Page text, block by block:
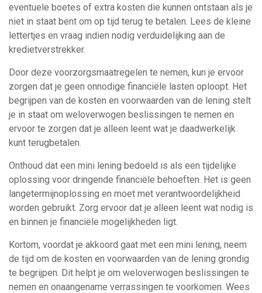
eventuele boetes of extra kosten die kunnen ontstaan als je
niet in staat bent om op tijd terug te betalen. Lees de kleine
lettertjes en vraag indien nodig verduidelijking aan de
kredietverstrekker.
Door deze voorzorgsmaatregelen te nemen, kun je ervoor
zorgen dat je geen onnodige financiële lasten oploopt. Het
begrijpen van de kosten en voorwaarden van de lening stelt
je in staat om weloverwogen beslissingen te nemen en
ervoor te zorgen dat je alleen leent wat je daadwerkelijk
kunt terugbetalen.
Onthoud dat een mini lening bedoeld is als een tijdelijke
oplossing voor dringende financiële behoeften. Het is geen
langetermijnoplossing en moet met verantwoordelijkheid
worden gebruikt. Zorg ervoor dat je alleen leent wat nodig is
en binnen je financiële mogelijkheden ligt.
Kortom, voordat je akkoord gaat met een mini lening, neem
de tijd om de kosten en voorwaarden van de lening grondig
te begrijpen. Dit helpt je om weloverwogen beslissingen te
nemen en onaangename verrassingen te voorkomen. Wees